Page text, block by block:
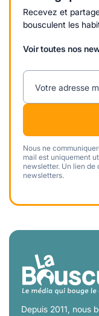
Recevez et
bousculent les
Voir toutes nos
Votre adresse
Nous ne
mail est uniquement
newsletter. Un lien de
newsletters.
Depuis 2011, nous